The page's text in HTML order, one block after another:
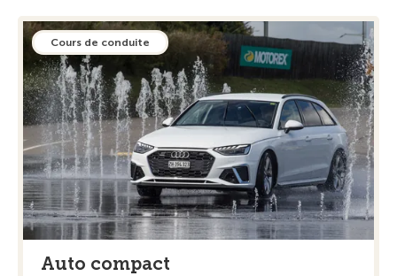
Cours de conduite
Auto compact